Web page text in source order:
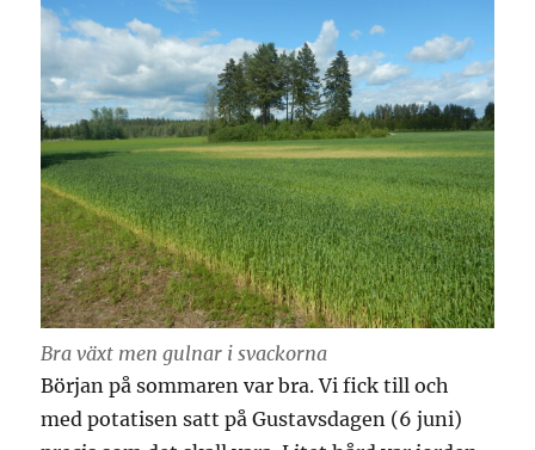
Bra växt men gulnar i svackorna
Början på sommaren var bra. Vi fick till och
med potatisen satt på Gustavsdagen (6 juni)